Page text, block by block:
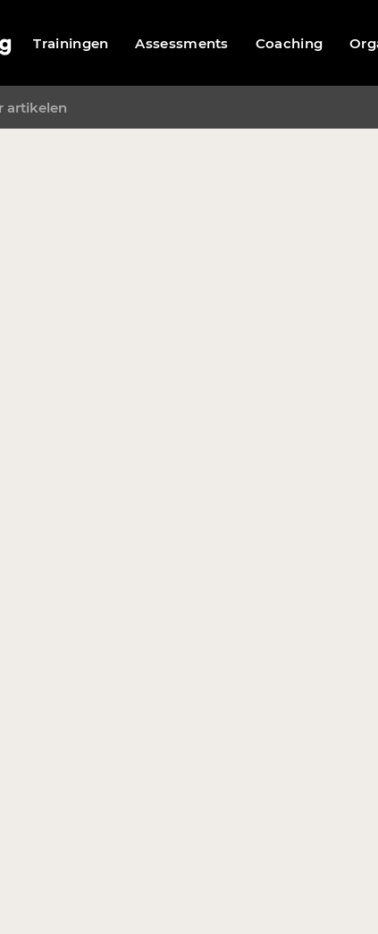
Trainingen Assessments Coaching
artikelen